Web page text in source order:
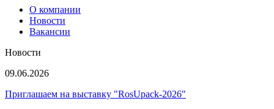
О компании
Новости
Вакансии
Новости
09.06.2026
Приглашаем на выставку "RosUpack-2026"